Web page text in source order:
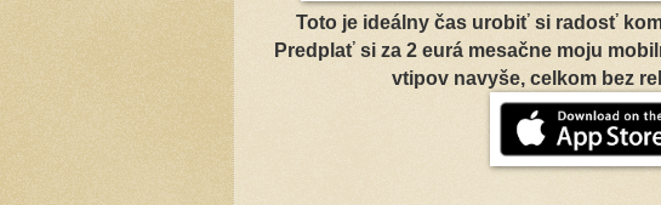
Toto je ideálny čas urobiť si radosť
Predplať si za 2 eurá mesačne moju
vtipov navyše, celkom bez